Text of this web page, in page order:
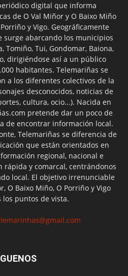
digital que informa
de O Val Miñor y O Baixo Miño
y Vigo. Geográficamente
abarcando los municipios
Tomiño, Tui, Gondomar, Baiona,
dirigiéndose así a un público
habitantes. Telemariñas se
a los diferentes colectivos de la
desconocidos, noticias de
cultura, ocio...). Nacida en
pretende dar un poco de
de encontrar información local.
Telemariñas se diferencia de
que están orientados en
regional, nacional e
y comarcal, centrándonos
local. El objetivo irrenunciable
O Baixo Miño, O Porriño y Vigo
los puntos de vista.